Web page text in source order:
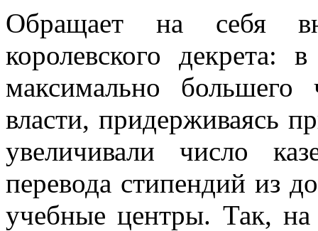
Обращает на себя
королевского декрета:
максимально большего
власти, придерживаясь
увеличивали число
перевода стипендий из
учебные центры. Так,